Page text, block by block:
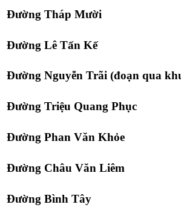
Đường Tháp Mười
Đường Lê Tấn Kế
Đường Nguyễn Trãi (đoạn qua
Đường Triệu Quang Phục
Đường Phan Văn Khỏe
Đường Châu Văn Liêm
Đường Bình Tây